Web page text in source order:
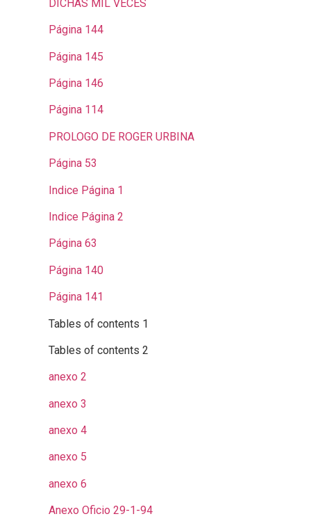
DICHAS MIL VECES
Página 144
Página 145
Página 146
Página 114
PROLOGO DE ROGER URBINA
Página 53
Indice Página 1
Indice Página 2
Página 63
Página 140
Página 141
Tables of contents 1
Tables of contents 2
anexo 2
anexo 3
anexo 4
anexo 5
anexo 6
Anexo Oficio 29-1-94